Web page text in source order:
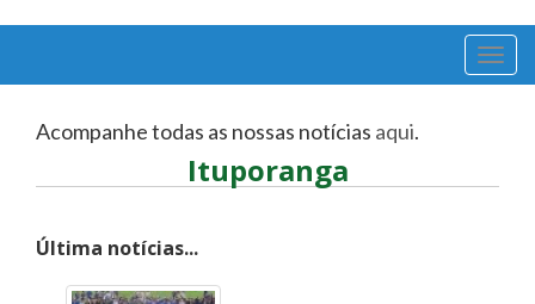
Acompanhe todas as nossas notícias aqui.
Ituporanga
Última notícias...